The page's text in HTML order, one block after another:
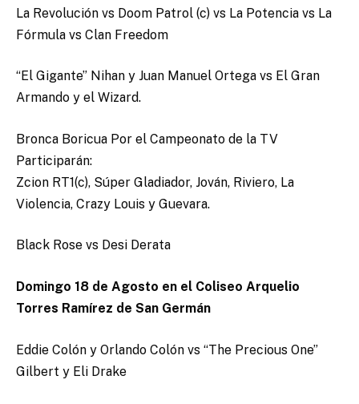
La Revolución vs Doom Patrol (c) vs La Potencia vs La
Fórmula vs Clan Freedom
“El Gigante” Nihan y Juan Manuel Ortega vs El Gran
Armando y el Wizard.
Bronca Boricua Por el Campeonato de la TV
Participarán:
Zcion RT1(c), Súper Gladiador, Jován, Riviero, La
Violencia, Crazy Louis y Guevara.
Black Rose vs Desi Derata
Domingo 18 de Agosto en el Coliseo Arquelio
Torres Ramírez de San Germán
Eddie Colón y Orlando Colón vs “The Precious One”
Gilbert y Eli Drake